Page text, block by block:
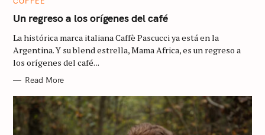
T
E
O
R
I
E
Un regreso a los orígenes del café
La histórica marca italiana Caffè Pascucci ya está en la
Argentina. Y su blend estrella, Mama Africa, es un regreso a
los orígenes del café. ..
Read More